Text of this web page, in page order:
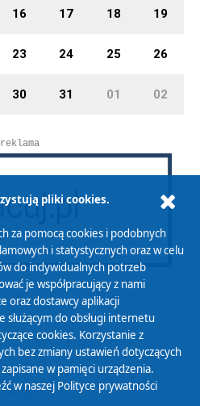
16 17 18 19
23 24 25 26
30 31 01 02
reklama
pliki cookies.
za pomocą cookies i podobnych
i statystycznych oraz w celu
do indywidualnych potrzeb
je współpracujący z nami
oraz dostawcy aplikacji
do obsługi internetu
cookies. Korzystanie z
bez zmiany ustawień dotyczących
w pamięci urządzenia.
w naszej Polityce prywatności